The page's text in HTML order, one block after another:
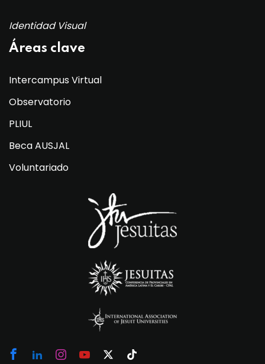
Identidad Visual
Áreas clave
Intercampus Virtual
Observatorio
PLIUL
Beca AUSJAL
Voluntariado